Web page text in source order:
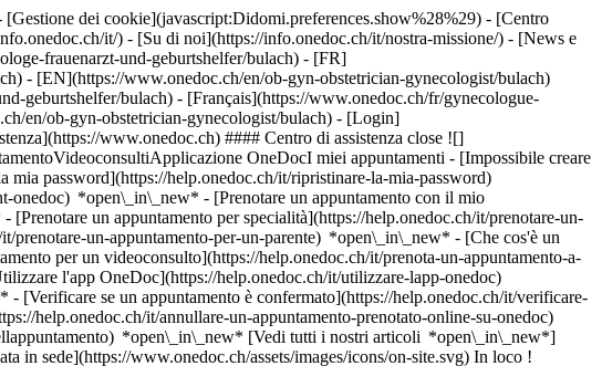
dei cookie](javascript:Didomi.preferences.show%28%29) - [Centro
it/) - [Su di noi](https://info.onedoc.ch/it/nostra-missione/) - [News e
frauenarzt-und-geburtshelfer/bulach) - [FR]
- [EN](https://www.onedoc.ch/en/ob-gyn-obstetrician-gynecologist/bulach)
geburtshelfer/bulach) - [Français](https://www.onedoc.ch/fr/gynecologue-
en/ob-gyn-obstetrician-gynecologist/bulach) - [Login]
www.onedoc.ch) #### Centro di assistenza close ![]
OneDocI miei appuntamenti - [Impossibile creare
password](https://help.onedoc.ch/it/ripristinare-la-mia-password)
onedoc) *open\_in\_new* - [Prenotare un appuntamento con il mio
un appuntamento per specialità](https://help.onedoc.ch/it/prenotare-un-
prenotare-un-appuntamento-per-un-parente) *open\_in\_new* - [Che cos'è un
per un videoconsulto](https://help.onedoc.ch/it/prenota-un-appuntamento-a-
l'app OneDoc](https://help.onedoc.ch/it/utilizzare-lapp-onedoc)
- [Verificare se un appuntamento è confermato](https://help.onedoc.ch/it/verificare-se-un-appuntamento-%C3%A8-confermato) *open\_in\_new* - [Annullare un appuntamento prenotato online su OneDoc](https://help.onedoc.ch/it/annullare-un-appuntamento-prenotato-online-su-onedoc) *open\_in\_new* - [Non ho ricevuto la conferma dell'appuntamento](https://help.onedoc.ch/it/non-ho-ricevuto-la-conferma-dellappuntamento) *open\_in\_new* [Vedi tutti i nostri articoli *open\_in\_new*](https://help.onedoc.ch/it/) close ## Modifica la ricerca ![Casa con segno più che indica che la consultazione può essere effettuata in sede](https://www.onedoc.ch/assets/images/icons/on-site.svg) In loco ![Fotocamera con simbolo play che indica che la consultazione può essere effettuata a distanza in video](https://www.onedoc.ch/assets/images/icons/remote.svg) A distanza Cerca #### Specialità #### Professionisti #### Istituti edit OB-GYN (ostetrico-ginecologo) a Bülach tune Filtra per Nuovo paziente*keyboard\_arrow\_down* - Accettato*check\_circle* Lingua parlata*keyboard\_arrow\_down* - Arabo*check\_circle* - Azerbaigiano*check\_circle* - Bulgaro*check\_circle* - Catalano*check\_circle* - Ceco*check\_circle* - Croato*check\_circle* - Danese*check\_circle* - Ebraico*check\_circle* - Francese*check\_circle* - Georgiano*check\_circle* - Giapponese*check\_circle* - Greco*check\_circle* - Inglese*check\_circle* - Italiano*check\_circle* - Lussemburghese*check\_circle* - Macedone*check\_circle* - Olandese*check\_circle* - Persiano*check\_circle* - Polacco*check\_circle* - Portoghese*check\_circle* - Romancio*check\_circle* - Rumeno*check\_circle* - Russo*check\_circle* - Serbo*check\_circle* - Slovacco*check\_circle* - Sloveno*check\_circle* - Spagnolo*check\_circle* - Svedese*check\_circle* - Tedesco*check\_circle* - Turco*check\_circle* - Ucraino*check\_circle* - Ungherese*check\_circle* Sesso*keyboard\_arrow\_down* - Donna*check\_circle* - Uomo*check\_circle* Rete*keyboard\_arrow\_down* - IfA*check\_circle* - Hirslanden*check\_circle* - Swiss Medical Network*check\_circle* - mediX*check\_circle* - Medbase*check\_circle* Disponibilità*keyboard\_arrow\_down* - Disponibile oggi*check\_circle* - Entro i prossimi 3 giorni*check\_circle* - Entro i prossimi 7 giorni*check\_circle* - Entro i prossimi 14 giorni*check\_circle* # __OB-GYN (ostetrico-ginecologo)__ a __Bülach__: prenota il tuo appuntamento online oggi ## 6 risultati a Bülach [![Dr. med. Patric Beer, OB-GYN (ostetrico-ginecologo) a Bülach](https://assets.onedoc.ch/images/users/fa17b61fc0334ee8e687e6c23418bf8241391d32e27c7496fc60a57ba5ce8880-small.jpg "Dr. med. Patric Beer, OB-GYN (ostetrico-ginecologo) a Bülach")](https://www.onedoc.ch/it/ob-gyn-ostetrico-ginecologo/bulach/pcnye/dr-med-patric-beer) ### [Dr. med. Patric Beer](https://www.onedoc.ch/it/ob-gyn-ostetrico-ginecologo/bulach/pcnye/dr-med-patric-beer) OB-GYN (ostetrico-ginecologo) [Frauenarztpraxis Bülach](https://www.onedoc.ch/it/studio-medico/bulach/ew8w/frauenarztpraxis-bulach) Marktgasse 17 8180 Bülach ![Icona paziente con segno più che indica che il professionista accetta nuovi pazienti](https://www.onedoc.ch/assets/images/icons/new-patients.svg)Accetta nuovi pazienti [Prenota un appuntamento](https://www.onedoc.ch/it/ob-gyn-ostetrico-ginecologo/bulach/pcnye/dr-med-patric-beer) Competenze:[Contraccezione d'emergenza](https://www.onedoc.ch/it/contraccezione-d-emergenza/bulach), [Contraccezione](https://www.onedoc.ch/it/contraccezione/bulach), [Pillola contraccettiva](https://www.onedoc.ch/it/pillola-contraccettiva/bulach), [Screening del cancro al seno](https://www.onedoc.ch/it/screening-del-cancro-al-seno/bulach), [Procreazione medicalmente assistita (PMA)](https://www.onedoc.ch/it/procreazione-medicalmente-assistita-pma/bulach), [Monitoraggio gravidanza](https://www.onedoc.ch/it/monitoraggio-gravidanza/bulach), [Menopausa](https://www.onedoc.ch/it/menopausa/bulach)Vedi di più *chevron\_left* lun 03 ago *chevron\_right* Vedi più appuntamenti *error\_outline* Si è verificato un errore durante il caricamento della disponibilità [Riprova](https://www.onedoc.ch) Competenze:[Contraccezione d'emergenza](https://www.onedoc.ch/it/contraccezione-d-emergenza/bulach), [Contraccezione](https://www.onedoc.ch/it/contraccezione/bulach), [Pillola contraccettiva](https://www.onedoc.ch/it/pillola-contraccettiva/bulach), [Screening del cancro al seno](https://www.onedoc.ch/it/screening-del-cancro-al-seno/bulach), [Procreazione medicalmente assistita (PMA)](https://www.onedoc.ch/it/procreazione-medicalmente-assistita-pma/bulach), [Monitoraggio gravidanza](https://www.onedoc.ch/it/monitoraggio-gravidanza/bulach), [Menopausa](https://www.onedoc.ch/it/menopausa/bulach)Vedi di più [![Dipl. med. Dimitrios Zavitsanakis, OB-GYN (ostetrico-ginecologo) a Bülach](https://assets.onedoc.ch/images/users/c538a70c58fcbd6335930962577ffd75aa8cde29c992c99ade0dff0b3ad0800b-small.jpg "Dipl. med. Dimitrios Zavitsanakis, OB-GYN (ostetrico-ginecologo) a Bülach")](https://www.onedoc.ch/it/ob-gyn-ostetrico-ginecologo/bulach/pcnyf/dipl-med-dimitrios-zavitsanakis) ### [Dipl. med. Dimitrios Zavitsanakis](https://www.onedoc.ch/it/ob-gyn-ostetrico-ginecologo/bulach/pcnyf/dipl-med-dimitrios-zavitsanakis) ![Badge che indica un profilo verificato](https://www.onedoc.ch/assets/images/icons/checkmark.svg) OB-GYN (ostetrico-ginecologo) [Frauenarztpraxis Bülach](https://www.onedoc.ch/it/studio-medico/bulach/ew8w/frauenarztpraxis-bulach) Marktgasse 17 8180 Bülach ![Icona paziente con segno più che indica che il professionista accetta nuovi pazienti](https://www.onedoc.ch/assets/images/icons/new-patients.svg)Accetta nuovi pazienti [Prenota un appuntamento](https://www.onedoc.ch/it/ob-gyn-ostetrico-ginecologo/bulach/pcnyf/dipl-med-dimitrios-zavitsanakis) Competenze:[Contraccezione d'emergenza](https://www.onedoc.ch/it/contraccezione-d-emergenza/bulach), [Contraccezione](https://www.onedoc.ch/it/contraccezione/bulach), [Pillola contraccettiva](https://www.onedoc.ch/it/pillola-contraccettiva/bulach), [Screening del cancro al seno](https://www.onedoc.ch/it/screening-del-cancro-al-seno/bulach), [Procreazione medicalmente assistita (PMA)](https://www.onedoc.ch/it/procreazione-medicalmente-assistita-pma/bulach), [Monitoraggio gravidanza](https://www.onedoc.ch/it/monitoraggio-gravidanza/bulach), [Menopausa](https://www.onedoc.ch/it/menopausa/bulach)Vedi di più *chevron\_left* lun 03 ago *chevron\_right* Vedi più appuntamenti *error\_outline* Si è verificato un errore durante il caricamento della disponibilità [Riprova](https://www.onedoc.ch) Competenze:[Contraccezione d'emergenza](https://www.onedoc.ch/it/contraccezione-d-emergenza/bulach), [Contraccezione](https://www.onedoc.ch/it/contraccezione/bulach), [Pillola contraccettiva](https://www.onedoc.ch/it/pillola-contraccettiva/bulach), [Screening del cancro al seno](https://www.onedoc.ch/it/screening-del-cancro-al-seno/bulach), [Procreazione medicalmente assistita (PMA)](https://www.onedoc.ch/it/procreazione-medicalmente-assistita-pma/bulach), [Monitoraggio gravidanza](https://www.onedoc.ch/it/monitoraggio-gravidanza/bulach), [Menopausa](https://www.onedoc.ch/it/menopausa/bulach)Vedi di più [![Dr.ssa med. Monika Bertschinger, OB-GYN (ostetrico-ginecologo) a Bülach](https://assets.onedoc.ch/images/users/12e8b1a32a151d6a023dd9a8ea8b6610dd6a891c2c966d67f438008bfc64583a-small.jpg "Dr.ssa med. Monika Bertschinger, OB-GYN (ostetrico-ginecologo) a Bülach")](https://www.onedoc.ch/it/ob-gyn-ostetrico-ginecologo/bulach/pca22/dr-med-monika-bertschinger) ### [Dr.ssa med. Monika Bertschinger](https://www.onedoc.ch/it/ob-gyn-ostetrico-ginecologo/bulach/pca22/dr-med-monika-bertschinger) ![Badge che indica un profilo verificato](https://www.onedoc.ch/assets/images/icons/checkmark.svg) OB-GYN (ostetrico-ginecologo) [Frauenpraxis Bülach](https://www.onedoc.ch/it/studio-medico-associato/bulach/e3ue/frauenpraxis-bulach) Kasernenstrasse 8 8180 Bülach ![Icona paziente con segno più che indica che il professionista accetta nuovi pazienti](https://www.onedoc.ch/assets/images/icons/new-patients.svg)Accetta nuovi pazienti [Prenota un appuntamento](https://www.onedoc.ch/it/ob-gyn-ostetrico-ginecologo/bulach/pca22/dr-med-monika-bertschinger) Competenze:[Monitoraggio gravidanza](https://www.onedoc.ch/it/monitoraggio-gravidanza/bulach), [Virus del papilloma umano (HPV) | PAP test](https://www.onedoc.ch/it/virus-del-papilloma-umano-hpv-pap-test/bulach), [Contraccezione](https://www.onedoc.ch/it/contraccezione/bulach), [Menopausa](https://www.onedoc.ch/it/menopausa/bulach), [Infezione delle vie urinarie | Cistite (IVU)](https://www.onedoc.ch/it/infezione-delle-vie-urinarie-cistite-ivu/bulach)Vedi di più Competenze:[Monitoraggio gravidanza](https://www.onedoc.ch/it/monitoraggio-gravidanza/bulach), [Virus del papilloma umano (HPV) | PAP test](https://www.onedoc.ch/it/virus-del-papilloma-umano-hpv-pap-test/bulach), [Contraccezione](https://www.onedoc.ch/it/contraccezione/bulach), [Menopausa](https://www.onedoc.ch/it/menopausa/bulach), [Infezione delle vie urinarie | Cistite (IVU)](https://www.onedoc.ch/it/infezione-delle-vie-urinarie-cistite-ivu/bulach)Vedi di più [![Dipl. med. Anna Tina Senn, OB-GYN (ostetrico-ginecologo) a Bülach](https://assets.onedoc.ch/images/users/e3055028debe3b2aa6ba8d30568991ac7efc2ff43892944f27d0bf52aa6f7333.jpg "Dipl. med. Anna Tina Senn, OB-GYN (ostetrico-ginecologo) a Bülach")](https://www.onedoc.ch/it/ob-gyn-ostetrico-ginecologo/bulach/pcyfq/dipl-med-anna-tina-senn) ### [Dipl. med. Anna Tina Senn](https://www.onedoc.ch/it/ob-gyn-ostetrico-ginecologo/bulach/pcyfq/dipl-med-anna-tina-senn) OB-GYN (ostetrico-ginecologo) [Frauenpraxis Bülach](https://www.onedoc.ch/it/studio-medico-associato/bulach/e3ue/frauenpraxis-bulach) Kasernenstrasse 8 8180 Bülach ![Icona paziente con segno più che indica che il professionista accetta nuovi pazienti](https://www.onedoc.ch/asse